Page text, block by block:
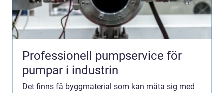
Professionell pumpservice för
pumpar i industrin
Det finns få byggmaterial som kan mäta sig med